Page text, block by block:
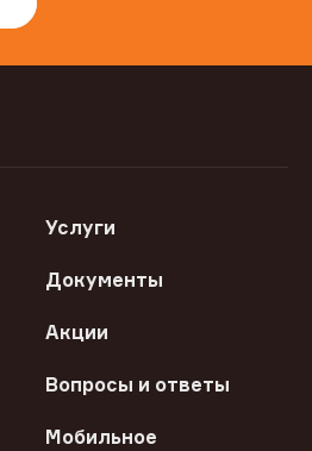
Услуги
Документы
Акции
Вопросы и ответы
Мобильное